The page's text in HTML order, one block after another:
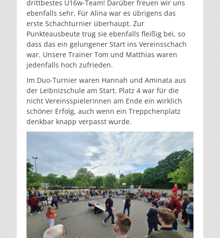
drittbestes U16w-Team! Darüber freuen wir uns
ebenfalls sehr. Für Alina war es übrigens das
erste Schachturnier überhaupt. Zur
Punkteausbeute trug sie ebenfalls fleißig bei, so
dass das ein gelungener Start ins Vereinsschach
war. Unsere Trainer Tom und Matthias waren
jedenfalls hoch zufrieden.
Im Duo-Turnier waren Hannah und Aminata aus
der Leibnizschule am Start. Platz 4 war für die
nicht Vereinsspielerinnen am Ende ein wirklich
schöner Erfolg, auch wenn ein Treppchenplatz
denkbar knapp verpasst wurde.